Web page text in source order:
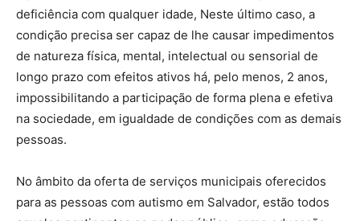
deficiência com qualquer idade, Neste último caso, a
condição precisa ser capaz de lhe causar impedimentos
de natureza física, mental, intelectual ou sensorial de
longo prazo com efeitos ativos há, pelo menos, 2 anos,
impossibilitando a participação de forma plena e efetiva
na sociedade, em igualdade de condições com as demais
pessoas.
No âmbito da oferta de serviços municipais oferecidos
para as pessoas com autismo em Salvador, estão todos